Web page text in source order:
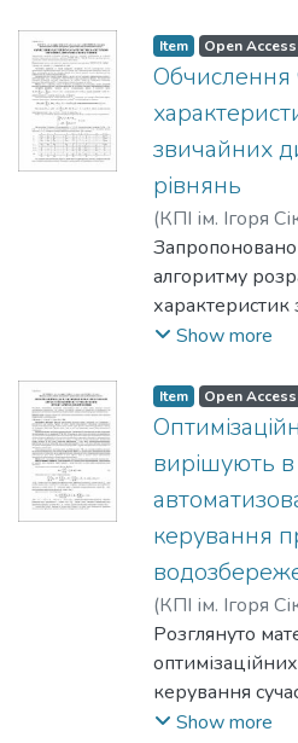
рівнянь,
двома прямими
матричних
перехідними
Item Open Access
Обчислення
звичайних
рівнянь
(КПІ ім. Ігоря
А. І.;Ковалюк,
алгоритму
характеристик
Наведено
їхні складові,
результати
Show more
Item Open Access
вирішують в
керування
(КПІ ім. Ігоря
Жученко, А. І.;
Розглянуто
керування
технологією,
Show more